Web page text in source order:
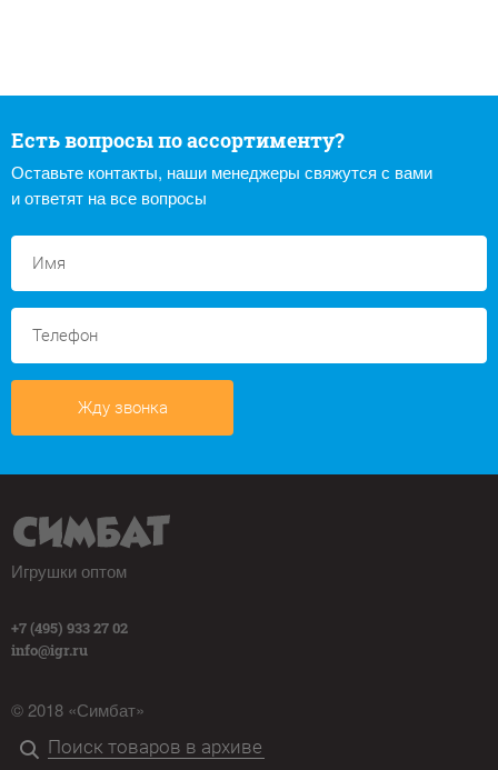
Есть вопросы по ассортименту?
Оставьте контакты, наши менеджеры свяжутся с вами
и ответят на все вопросы
Жду звонка
Игрушки оптом
+7 (495) 933 27 02
info@igr.ru
© 2018 «Симбат»